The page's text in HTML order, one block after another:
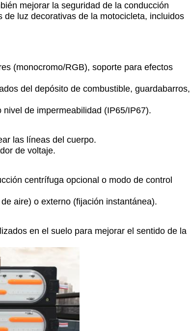
mejorar la seguridad de la conducción
luz decorativas de la motocicleta, incluidos
(monocromo/RGB), soporte para efectos
del depósito de combustible, guardabarros,
de impermeabilidad (IP65/IP67).
las líneas del cuerpo.
de voltaje.
centrífuga opcional o modo de control
aire) o externo (fijación instantánea).
en el suelo para mejorar el sentido de la